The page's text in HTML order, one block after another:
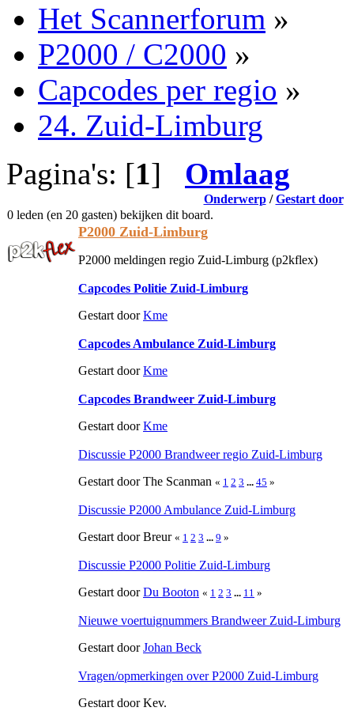
Het Scannerforum »
P2000 / C2000 »
Capcodes per regio »
24. Zuid-Limburg
Pagina's: [1] Omlaag
Onderwerp/Gestart door
0 leden (en 20 gasten) bekijken dit board.
P2000 Zuid-Limburg
P2000 meldingen regio Zuid-Limburg (p2kflex)
Capcodes Politie Zuid-Limburg
Gestart doorKme
Capcodes Ambulance Zuid-Limburg
Gestart doorKme
Capcodes Brandweer Zuid-Limburg
Gestart doorKme
Discussie P2000 Brandweer regio Zuid-Limburg
Gestart door The Scanman « 1 2 3 ... 45 »
Discussie P2000 Ambulance Zuid-Limburg
Gestart door Breur « 1 2 3 ... 9 »
Discussie P2000 Politie Zuid-Limburg
Gestart doorDu Booton « 1 2 3 ... 11 »
Nieuwe voertuignummers Brandweer Zuid-Limburg
Gestart doorJohan Beck
Vragen/opmerkingen over P2000 Zuid-Limburg
Gestart door Kev.